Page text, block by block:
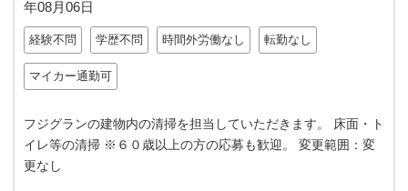
年08月06日
経験不問 学歴不問 時間外労働なし 転勤なし
マイカー通勤可
フジグランの建物内の清掃を担当していただきます。 床面・ト
イレ等の清掃 ※６０歳以上の方の応募も歓迎。 変更範囲：変
更なし